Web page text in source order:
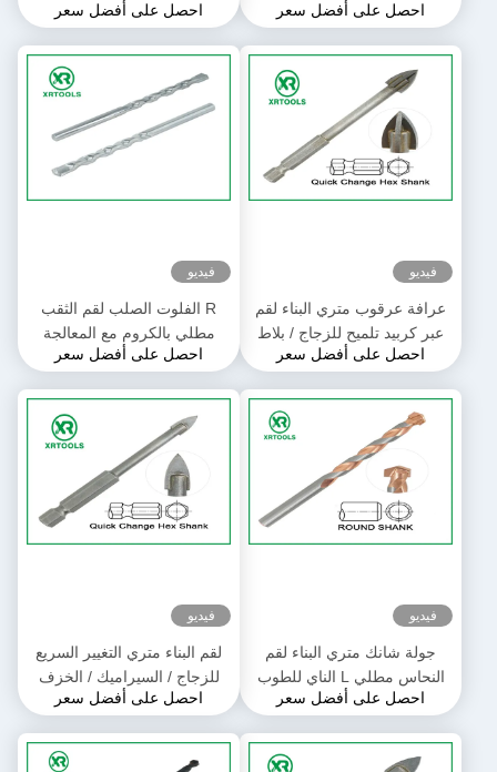
احصل على أفضل سعر
الذهبي
احصل على أفضل سعر
فيديو
عرافة عرقوب متري البناء لقم
عبر كربيد تلميح للزجاج / بلاط
السيراميك
احصل على أفضل سعر
فيديو
R الفلوت الصلب لقم الثقب
مطلي بالكروم مع المعالجة
الحرارية عرقوب مرنة
احصل على أفضل سعر
فيديو
جولة شانك متري البناء لقم
النحاس مطلي L الناي للطوب
ملموسة
احصل على أفضل سعر
فيديو
لقم البناء متري التغيير السريع
للزجاج / السيراميك / الخزف
احصل على أفضل سعر